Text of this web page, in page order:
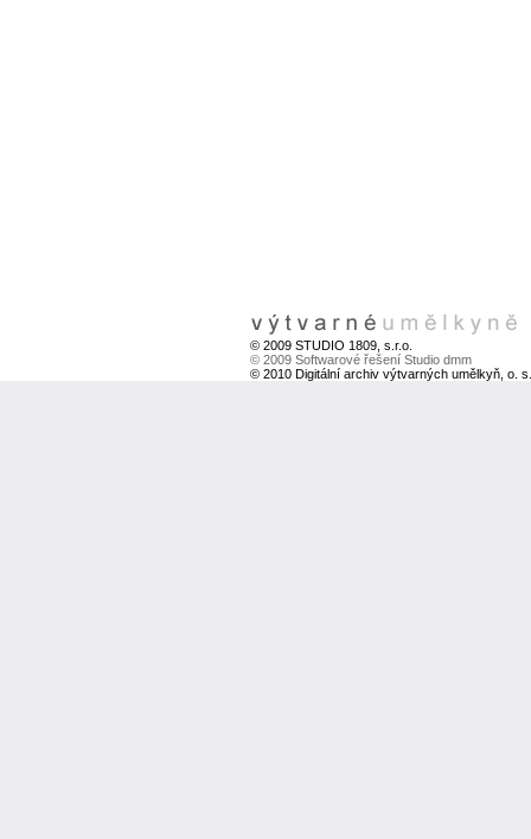
© 2009 STUDIO 1809, s.r.o.
© 2009 Softwarové řešení Studio dmm
© 2010 Digitální archiv výtvarných umělkyň, o. s.